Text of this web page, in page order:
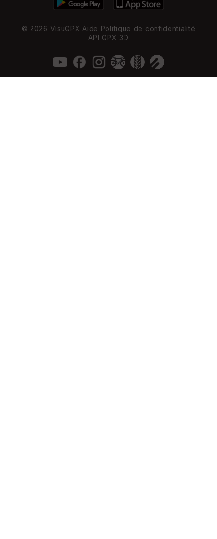
© 2026 VisuGPX Aide Politique de confidentialité
API GPX 3D